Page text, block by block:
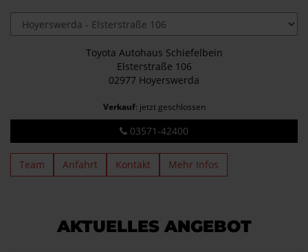
Toyota Autohaus Schiefelbein
Elsterstraße 106
02977 Hoyerswerda
Verkauf: jetzt geschlossen
03571-42400
Team Anfahrt Kontakt Mehr Infos
AKTUELLES ANGEBOT